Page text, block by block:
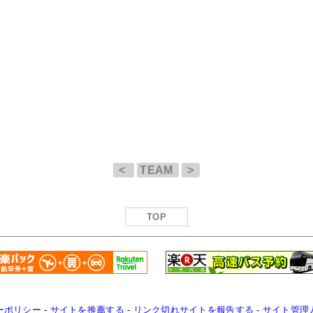
< TEAM >
TOP
ポリシー - サイトを推薦する - リンク切れサイトを報告する - サイト管理